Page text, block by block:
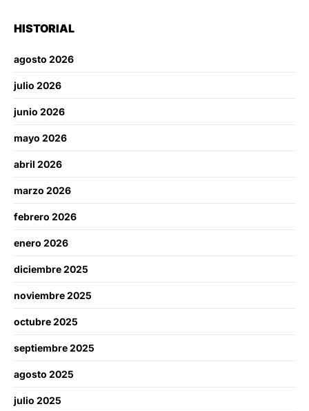
HISTORIAL
agosto 2026
julio 2026
junio 2026
mayo 2026
abril 2026
marzo 2026
febrero 2026
enero 2026
diciembre 2025
noviembre 2025
octubre 2025
septiembre 2025
agosto 2025
julio 2025